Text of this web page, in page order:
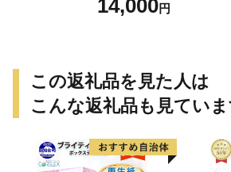
14,000円
この返礼品を見た人は
こんな返礼品も見てい